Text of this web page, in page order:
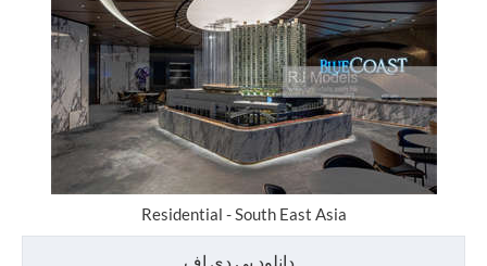
Residential - South East Asia
دانلود پی دی اف